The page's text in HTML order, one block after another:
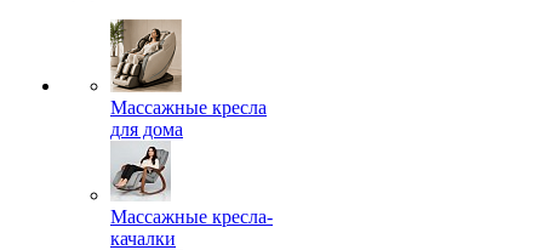
Массажные кресла
для дома
Массажные кресла-
качалки